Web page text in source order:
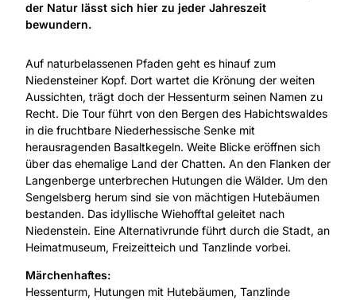
der Natur lässt sich hier zu jeder Jahreszeit
bewundern.
Auf naturbelassenen Pfaden geht es hinauf zum
Niedensteiner Kopf. Dort wartet die Krönung der weiten
Aussichten, trägt doch der Hessenturm seinen Namen zu
Recht. Die Tour führt von den Bergen des Habichtswaldes
in die fruchtbare Niederhessische Senke mit
herausragenden Basaltkegeln. Weite Blicke eröffnen sich
über das ehemalige Land der Chatten. An den Flanken der
Langenberge unterbrechen Hutungen die Wälder. Um den
Sengelsberg herum sind sie von mächtigen Hutebäumen
bestanden. Das idyllische Wiehofftal geleitet nach
Niedenstein. Eine Alternativrunde führt durch die Stadt, an
Heimatmuseum, Freizeitteich und Tanzlinde vorbei.
Märchenhaftes:
Hessenturm, Hutungen mit Hutebäumen, Tanzlinde